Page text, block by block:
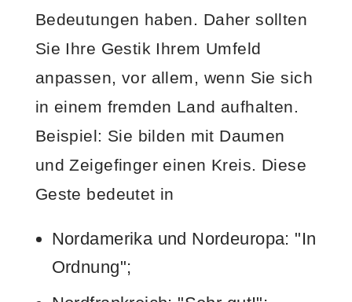
Bedeutungen haben. Daher sollten
Sie Ihre Gestik Ihrem Umfeld
anpassen, vor allem, wenn Sie sich
in einem fremden Land aufhalten.
Beispiel: Sie bilden mit Daumen
und Zeigefinger einen Kreis. Diese
Geste bedeutet in
Nordamerika und Nordeuropa: "In
Ordnung";